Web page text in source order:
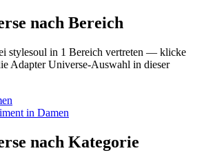
nach Bereich
stylesoul in 1 Bereich vertreten — klicke
Adapter Universe-Auswahl in dieser
in Damen
nach Kategorie